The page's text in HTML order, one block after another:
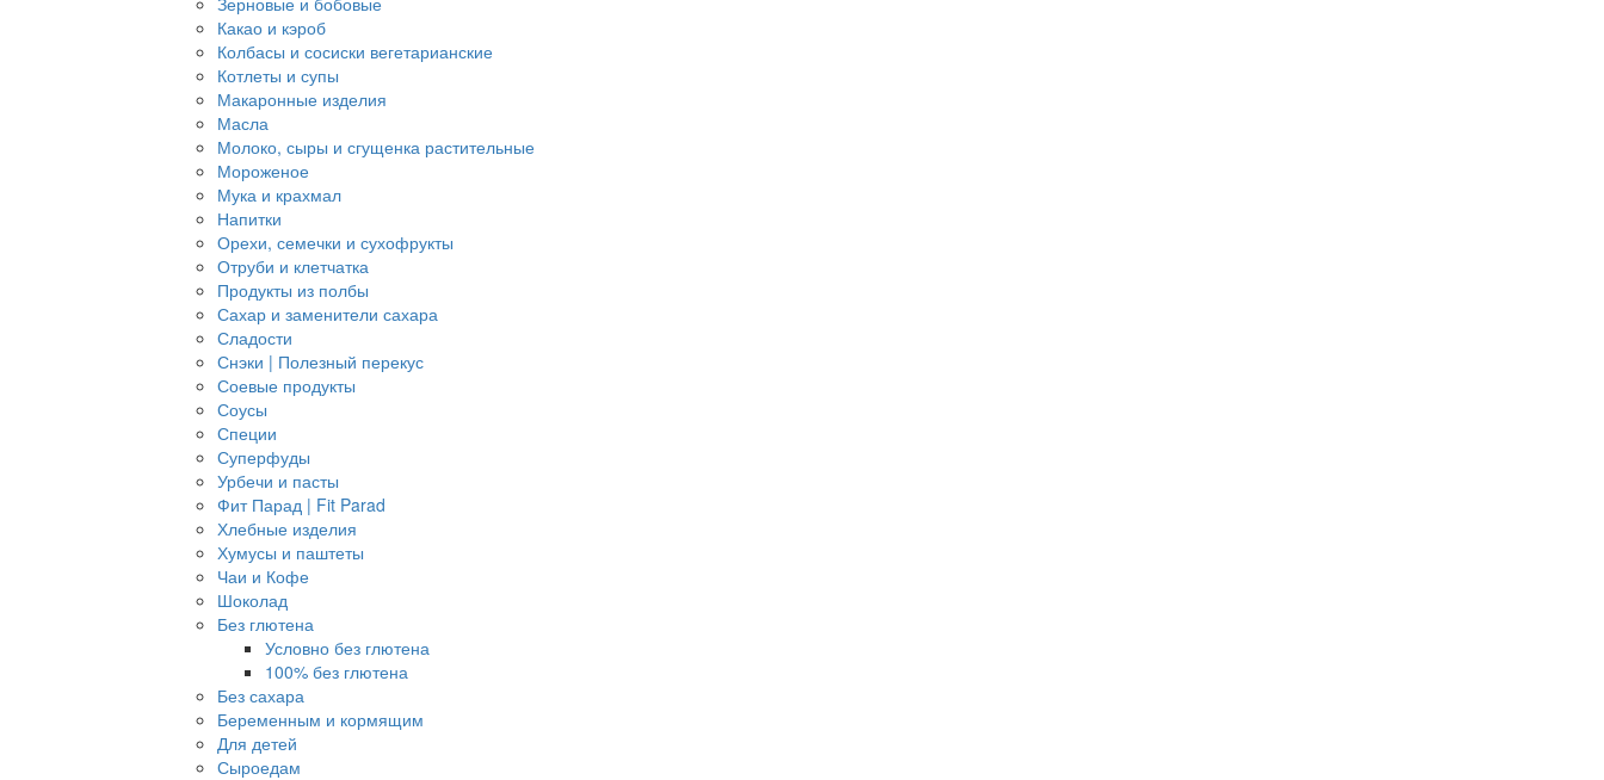
Какао и кэроб
Колбасы и сосиски вегетарианские
Котлеты и супы
Макаронные изделия
Масла
Молоко, сыры и сгущенка растительные
Мороженое
Мука и крахмал
Напитки
Орехи, семечки и сухофрукты
Отруби и клетчатка
Продукты из полбы
Сахар и заменители сахара
Сладости
Снэки | Полезный перекус
Соевые продукты
Соусы
Специи
Суперфуды
Урбечи и пасты
Фит Парад | Fit Parad
Хлебные изделия
Хумусы и паштеты
Чаи и Кофе
Шоколад
Без глютена
Условно без глютена
100% без глютена
Без сахара
Беременным и кормящим
Для детей
Сыроедам